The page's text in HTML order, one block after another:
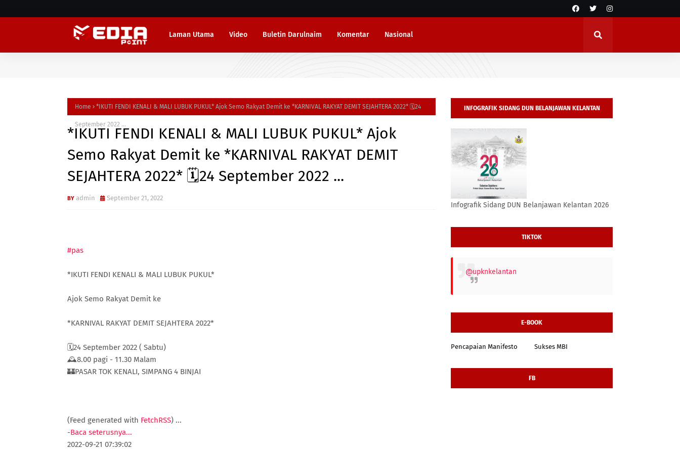
Laman Utama Video Buletin Darulnaim Komentar Nasional
Home *IKUTI FENDI KENALI & MALI LUBUK PUKUL* Ajok Semo Rakyat Demit ke *KARNIVAL RAKYAT DEMIT SEJAHTERA 2022* 🗓24
September 2022 ...
*IKUTI FENDI KENALI & MALI LUBUK PUKUL* Ajok
Semo Rakyat Demit ke *KARNIVAL RAKYAT DEMIT
SEJAHTERA 2022* 🗓24 September 2022 ...
admin September 21, 2022
#pas
*IKUTI FENDI KENALI & MALI LUBUK PUKUL*
Ajok Semo Rakyat Demit ke
*KARNIVAL RAKYAT DEMIT SEJAHTERA 2022*
🗓24 September 2022 ( Sabtu)
🕰8.00 pagi - 11.30 Malam
🏰PASAR TOK KENALI, SIMPANG 4 BINJAI
(Feed generated with FetchRSS) ...
-Baca seterusnya...
2022-09-21 07:39:02
INFOGRAFIK SIDANG DUN BELANJAWAN KELANTAN
2026
Infografik Sidang DUN Belanjawan Kelantan 2026
TIKTOK
@upknkelantan
E-BOOK
Pencapaian Manifesto Sukses MBI
FB